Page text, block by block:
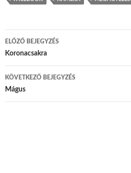
Bejegyzés navigáció
ELŐZŐ BEJEGYZÉS
Koronacsakra
KÖVETKEZŐ BEJEGYZÉS
Mágus